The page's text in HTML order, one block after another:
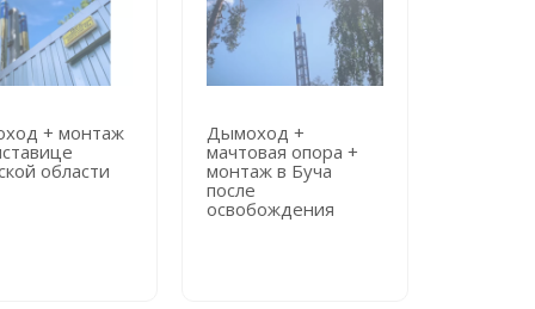
+ монтаж
области
Дымоход +
мачтовая опора +
монтаж в Буча
после
освобождения